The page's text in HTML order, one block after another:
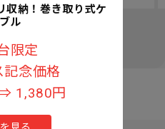
納！巻き取り式ケ
ル
限定
記念価格
1,380円